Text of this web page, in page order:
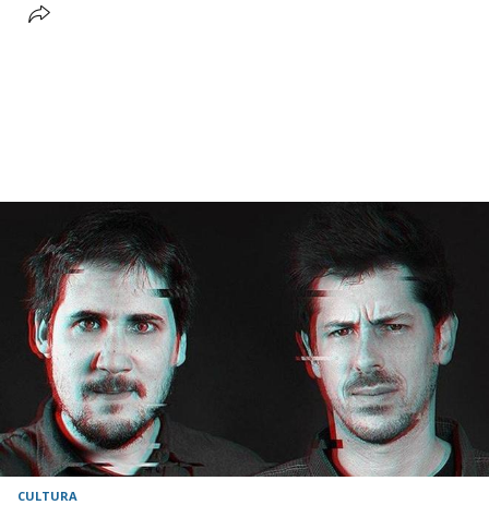
CULTURA